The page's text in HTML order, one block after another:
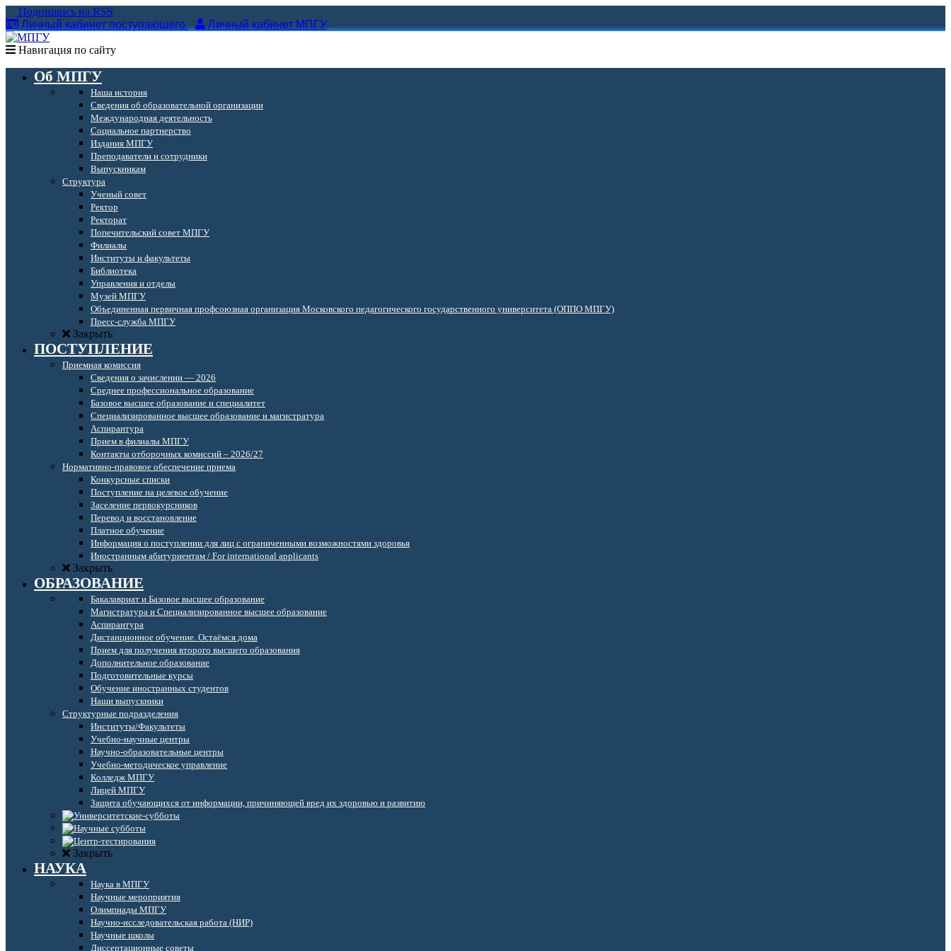
Подпишись на RSS
Личный кабинет поступающего
Личный кабинет МПГУ
Навигация по сайту
Об МПГУ
Наша история
Сведения об образовательной организации
Международная деятельность
Социальное партнерство
Издания МПГУ
Преподаватели и сотрудники
Выпускникам
Структура
Ученый совет
Ректор
Ректорат
Попечительский совет МПГУ
Филиалы
Институты и факультеты
Библиотека
Управления и отделы
Музей МПГУ
Объединенная первичная профсоюзная организация Московского педагогического государственного университета (ОППО МПГУ)
Пресс-служба МПГУ
Закрыть
ПОСТУПЛЕНИЕ
Приемная комиссия
Сведения о зачислении — 2026
Среднее профессиональное образование
Базовое высшее образование и специалитет
Специализированное высшее образование и магистратура
Аспирантура
Прием в филиалы МПГУ
Контакты отборочных комиссий – 2026/27
Нормативно-правовое обеспечение приема
Конкурсные списки
Поступление на целевое обучение
Заселение первокурсников
Перевод и восстановление
Платное обучение
Информация о поступлении для лиц с ограниченными возможностями здоровья
Иностранным абитуриентам / For international applicants
Закрыть
ОБРАЗОВАНИЕ
Бакалавриат и Базовое высшее образование
Магистратура и Специализированное высшее образование
Аспирантура
Дистанционное обучение. Остаёмся дома
Прием для получения второго высшего образования
Дополнительное образование
Подготовительные курсы
Обучение иностранных студентов
Наши выпускники
Структурные подразделения
Институты/Факультеты
Учебно-научные центры
Научно-образовательные центры
Учебно-методическое управление
Колледж МПГУ
Лицей МПГУ
Защита обучающихся от информации, причиняющей вред их здоровью и развитию
Закрыть
НАУКА
Наука в МПГУ
Научные мероприятия
Олимпиады МПГУ
Научно-исследовательская работа (НИР)
Научные школы
Диссертационные советы